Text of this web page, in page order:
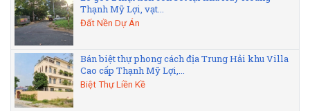
Thạnh Mỹ Lợi, vạt...
Đất Nền Dự Án
Bán biệt thự phong cách địa Trung Hải khu Villa
Cao cấp Thạnh Mỹ Lợi,...
Biệt Thự Liền Kề